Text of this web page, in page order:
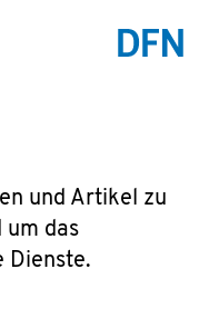
und Artikel zu
um das
Dienste.